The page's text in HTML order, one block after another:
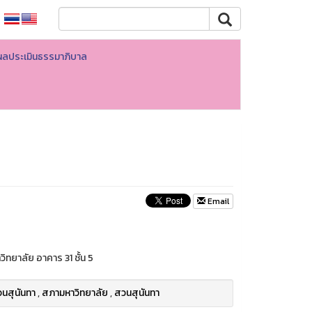
ประเมินธรรมาภิบาล
Email
ยาลัย อาคาร 31 ชั้น 5
สุนันทา,สภามหาวิทยาลัย,สวนสุนันทา